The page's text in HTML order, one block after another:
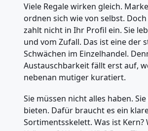
Viele Regale wirken gleich.
ordnen sich wie von selbst.
zahlt nicht in Ihr Profil ein. Sie
und vom Zufall. Das ist eine der
Schwächen im Einzelhandel.
Austauschbarkeit fällt erst auf,
nebenan mutiger kuratiert.
Sie müssen nicht alles haben.
bieten. Dafür braucht es ein
Sortimentsskelett. Was ist Kern?